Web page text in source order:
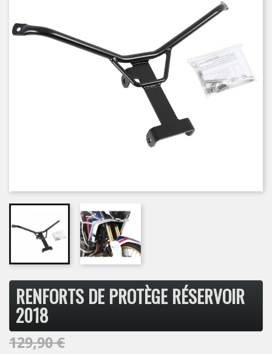
RENFORTS DE PROTÈGE RÉSERVOIR
2018
129,90 €